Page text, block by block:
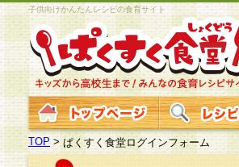
子供向けかんたんレシピの食育サイト
TOP >ぱくすく食堂ログインフォーム